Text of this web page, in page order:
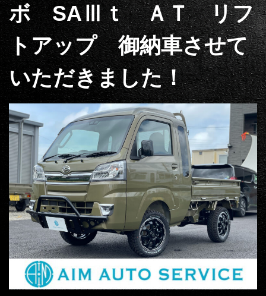
ボ SAⅢｔ ＡＴ リフ
トアップ 御納車させて
いただきました！